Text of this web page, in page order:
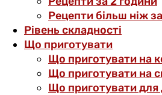
Рецепти більш ніж
Рівень складності
Що приготувати
Що приготувати на
Що приготувати на
Що приготувати для